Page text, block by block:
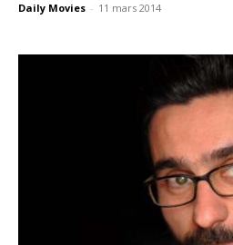
Daily Movies - 11 mars 2014